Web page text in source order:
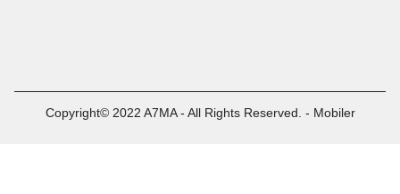
Copyright© 2022 A7MA - All Rights Reserved. - Mobiler